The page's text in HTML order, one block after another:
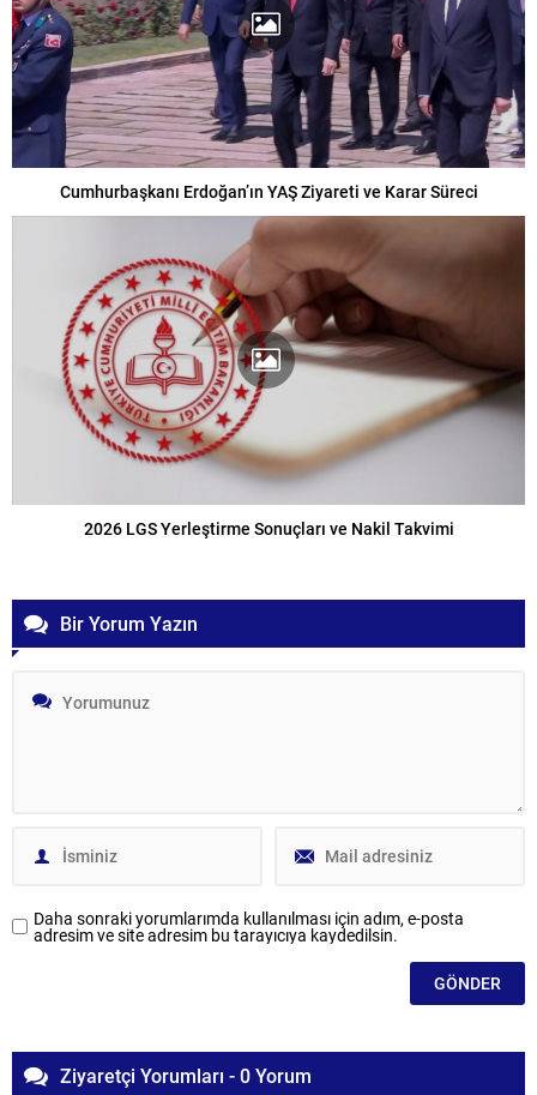
Cumhurbaşkanı Erdoğan’ın YAŞ Ziyareti ve Karar Süreci
2026 LGS Yerleştirme Sonuçları ve Nakil Takvimi
Bir Yorum Yazın
Daha sonraki yorumlarımda kullanılması için adım, e-posta
adresim ve site adresim bu tarayıcıya kaydedilsin.
Ziyaretçi Yorumları - 0 Yorum